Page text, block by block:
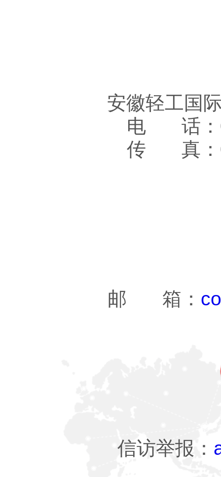
安徽轻工国
电 话：
传 真：
邮 箱：
信访举报：